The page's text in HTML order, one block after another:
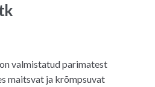
valmistatud parimatest
maitsvat ja krõmpsuvat